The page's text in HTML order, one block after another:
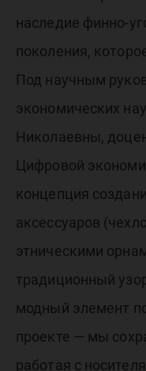
наследие финно-
поколения,
Под научным
экономических
Николаевны,
Цифровой
концепция
аксессуаров
этническими
традиционный
модный элемент
проекте — мы
работая с